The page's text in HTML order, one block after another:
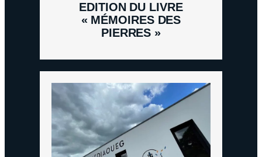
EDITION DU LIVRE
« MÉMOIRES DES
PIERRES »